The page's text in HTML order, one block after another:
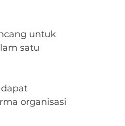
untuk
satu
organisasi